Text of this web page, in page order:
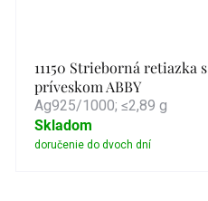
11150 Strieborná retiazka s
príveskom ABBY
Ag925/1000; ≤2,89 g
Skladom